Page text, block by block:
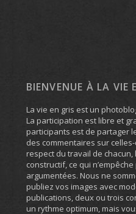
BIENVENUE À LA VIE
La vie en gris est un
La participation est libre et
participants est de partager
des commentaires sur
respect du travail de chacun,
constructif, ce qui
argumentées. Nous ne
publiez vos images avec
publications, deux ou trois
un rythme optimum, mais